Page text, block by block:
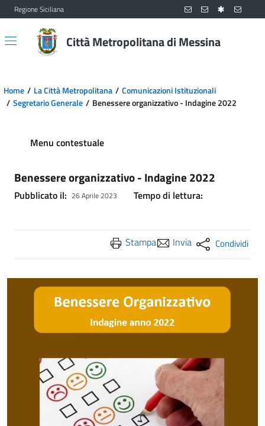
Vai al contenuto principale
Vai al menu principale
Regione Siciliana
Città Metropolitana di Messina
Home La Città Metropolitana
Comunicazioni Istituzionali
Segretario Generale
Benessere organizzativo - Indagine 2022
Menu contestuale
Benessere organizzativo - Indagine 2022
Pubblicato il: 26 Aprile 2023 Tempo di lettura:
Stampa Invia Condividi